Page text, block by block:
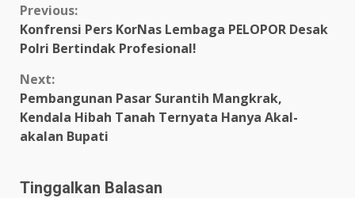
Continue
Reading
Previous:
Konfrensi Pers KorNas Lembaga PELOPOR Desak
Polri Bertindak Profesional!
Next:
Pembangunan Pasar Surantih Mangkrak,
Kendala Hibah Tanah Ternyata Hanya Akal-
akalan Bupati
Tinggalkan Balasan